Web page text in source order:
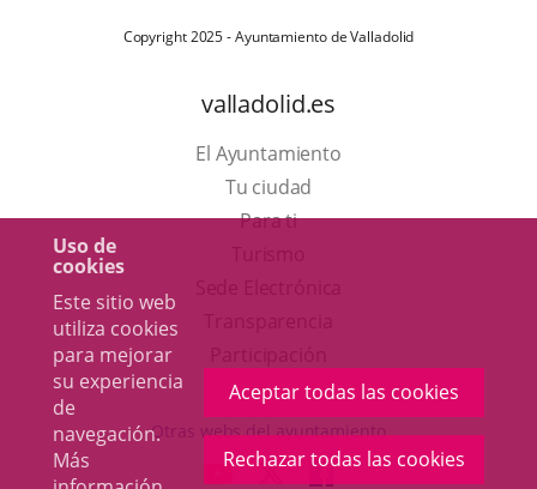
Uso de
cookies
Este sitio web
utiliza cookies
para mejorar
su experiencia
de
navegación.
Más
Aceptar todas las cookies
Rechazar todas las cookies
Copyright 2025 - Ayuntamiento de Valladolid
valladolid.es
El Ayuntamiento
Tu ciudad
Para ti
en
una
ventana
aplicación
externa.
Otras webs del ayuntamiento
ENLACEENLACEENLACE